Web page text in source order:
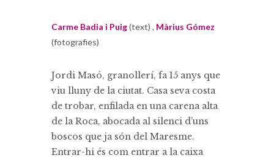
Carme Badia i Puig(text) , Màrius Gómez
(fotografies)
Jordi Masó, granollerí, fa 15 anys que
viu lluny de la ciutat. Casa seva costa
de trobar, enfilada en una carena alta
de la Roca, abocada al silenci d’uns
boscos que ja són del Maresme.
Entrar-hi és com entrar a la caixa